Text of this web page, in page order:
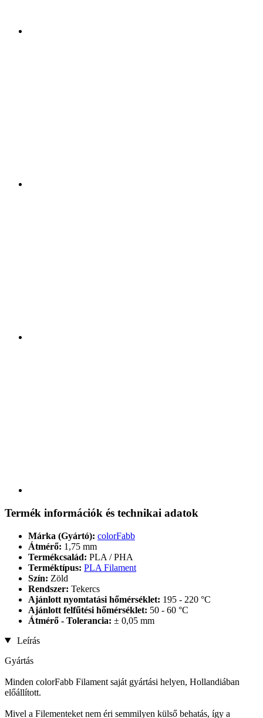
Termék információk és technikai adatok
Márka (Gyártó): colorFabb
Átmérő: 1,75 mm
Termékcsalád: PLA / PHA
Terméktípus: PLA Filament
Szín: Zöld
Rendszer: Tekercs
Ajánlott nyomtatási hőmérséklet: 195 - 220 °C
Ajánlott felfűtési hőmérséklet: 50 - 60 °C
Átmérő - Tolerancia: ± 0,05 mm
Leírás
Gyártás
Minden colorFabb Filament saját gyártási helyen, Hollandiában
előállított.
Mivel a Filementeket nem éri semmilyen külső behatás, így a